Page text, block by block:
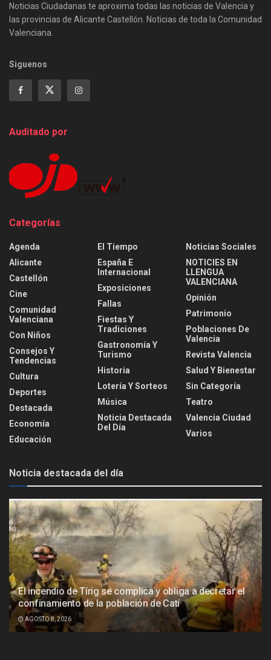
Noticias Ciudadanas te aproxima todas las noticias de Valencia y
las provincias de Alicante Castellón. Noticias de toda la Comunidad
Valenciana.
Siguenos
Auditado por
Categorías
Agenda
Alicante
Castellón
Cine
Comunidad
Valenciana
Con Niños
Consejos Y
Tendencias
Cultura
Deportes
Destacada
Economía
Educación
El Tiempo
España E
Internacional
Exposiciones
Fallas
Fiestas Y
Tradiciones
Gastronomía Y
Turismo
Historia
Lotería Y Sorteos
Música
Noticia Destacada
Del Día
Noticias Sociales
NOTICIES EN
LLENGUA
VALENCIANA
Opinión
Patrimonio
Poblaciones De
Valencia
Revista Valencia
Salud Y Bienestar
Sin Categoría
Teatro
Valencia Ciudad
Varios
Noticia destacada del día
El incendio de Tírig se complica y obliga a decretar el
confinamiento de la población de Catí
AGOSTO 8, 2026